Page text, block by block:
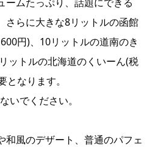
さらに大きな8リットルの函館
円)、10リットルの道南のき
ットルの北海道のくいーん(税
なります。
いでください。
和風のデザート、普通のパフェ